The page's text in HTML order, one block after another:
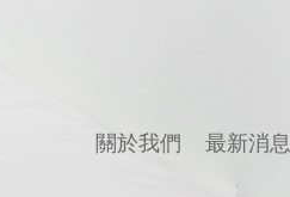
關於我們 最新消息